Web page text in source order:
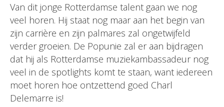
Van dit jonge Rotterdamse talent gaan we nog
veel horen. Hij staat nog maar aan het begin van
zijn carrière en zijn palmares zal ongetwijfeld
verder groeien. De Popunie zal er aan bijdragen
dat hij als Rotterdamse muziekambassadeur nog
veel in de spotlights komt te staan, want iedereen
moet horen hoe ontzettend goed Charl
Delemarre is!